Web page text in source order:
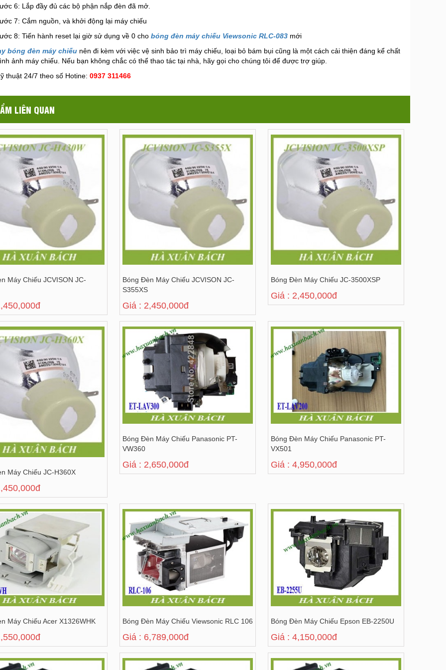
6: Lắp đầy đủ các bộ phận nắp đèn đã mở.
7: Cắm nguồn, và khởi động lại máy chiếu
8: Tiến hành reset lại giờ sử dụng về 0 cho bóng đèn máy chiếu Viewsonic RLC-083 mới
bóng đèn máy chiếu nên đi kèm với việc vệ sinh bảo trì máy chiếu, loại bỏ bám bụi cũng là một cách cải thiện đáng kể chất
ảnh máy chiếu. Nếu bạn không chắc có thể thao tác tại nhà, hãy gọi cho chúng tôi để được trợ giúp.
thuật 24/7 theo số Hotine: 0937 311466
LIÊN QUAN
Máy Chiếu JCVISON JC-
Bóng Đèn Máy Chiếu JCVISON JC-
S355XS
Giá : 2,450,000đ
Bóng Đèn Máy Chiếu JC-3500XSP
Giá : 2,450,000đ
Máy Chiếu JC-H360X
Bóng Đèn Máy Chiếu Panasonic PT-
VW360
Giá : 2,650,000đ
Bóng Đèn Máy Chiếu Panasonic PT-
VX501
Giá : 4,950,000đ
Máy Chiếu Acer X1326WHK Bóng Đèn Máy Chiếu Viewsonic RLC 106
Giá : 6,789,000đ
Bóng Đèn Máy Chiếu Epson EB-2250U
Giá : 4,150,000đ